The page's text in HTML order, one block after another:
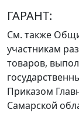
ГАРАНТ:
См. также
участникам
товаров,
Приказом
Самарской